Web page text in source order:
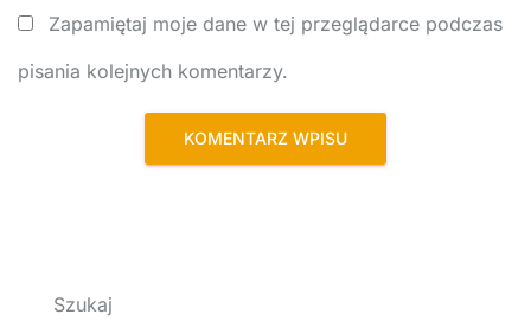
Zapamiętaj moje dane w tej przeglądarce podczas
pisania kolejnych komentarzy.
Szukaj